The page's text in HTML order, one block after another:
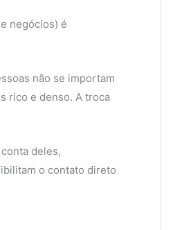
negócios) é
não se importam
rico e denso. A troca
deles,
o contato direto